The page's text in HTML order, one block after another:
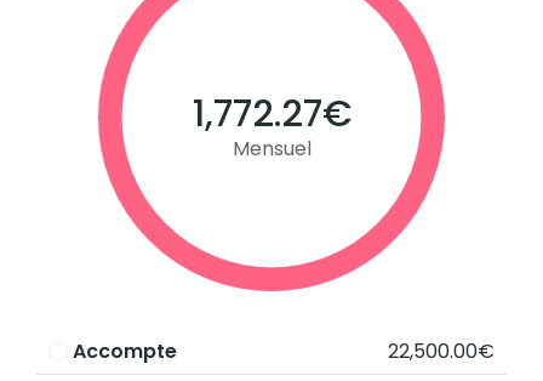
1,772.27€
Mensuel
Accompte
22,500.00€